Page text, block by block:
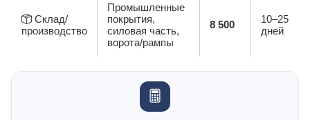
Склад/
производство
Промышленные
покрытия,
силовая часть,
ворота/рампы
8 500
10–25
дней